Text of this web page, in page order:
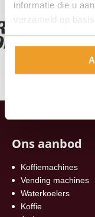
informatie die u
verzameld op
gaat akkoord met
gebruiken.
Ons aanbod
Koffiemachines
Vending machines
Waterkoelers
Koffie